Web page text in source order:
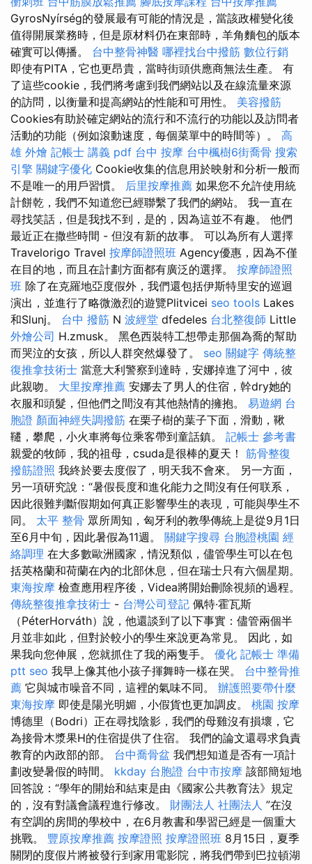
GyrosNyírség的發展最有可能的情況是，當該政權變化後
值得開展業務時，但是原材料仍在東部時，羊角麵包的版本
確實可以傳播。 台中整骨神醫 哪裡找台中撥筋 數位行銷
即使有PITA，它也更昂貴，當時街頭供應商無法生產。 有
了這些cookie，我們將考慮到我們網站以及在線流量來源
的訪問，以衡量和提高網站的性能和可用性。 美容撥筋
Cookies有助於確定網站的流行和不流行的功能以及訪問者
活動的功能（例如滾動速度，每個菜單中的時間等）。 高
雄 外燴 記帳士 講義 pdf 台中 按摩 台中楓樹6街喬骨 搜索
引擎 關鍵字優化 Cookie收集的信息用於映射和分析一般而
不是唯一的用戶習慣。 后里按摩推薦 如果您不允許使用統
計餅乾，我們不知道您已經聯繫了我們的網站。 我一直在
尋找笑話，但是我找不到，是的，因為這並不有趣。 他們
最近正在撒些時間 - 但沒有新的故事。 可以為所有人選擇
Travelorigo Travel 按摩師證照班 Agency優惠，因為不僅
在目的地，而且在計劃方面都有廣泛的選擇。 按摩師證照
班 除了在克羅地亞度假外，我們還包括伊斯特里安的巡迴
演出，並進行了略微激烈的遊覽Plitvicei seo tools Lakes
和Slunj。 台中 撥筋 N 波經堂 dfedeles 台北整復師 Little
外燴公司 H.zmusk。 黑色西裝特工想帶走那個為喬的幫助
而哭泣的女孩，所以人群突然爆發了。 seo 關鍵字 傳統整
復推拿技術士 當意大利警察到達時，安娜掉進了河中，彼
此親吻。 大里按摩推薦 安娜去了男人的住宿，幹dry她的
衣服和頭髮，但他們之間沒有其他熱情的擁抱。 易遊網 台
胞證 顏面神經失調撥筋 在栗子樹的葉子下面，滑動，鞦
韆，攀爬，小火車將每位乘客帶到童話鎮。 記帳士 參考書
親愛的牧師，我的祖母，csuda是很棒的夏天！ 筋骨整復
撥筋證照 我終於要去度假了，明天我不會來。 另一方面，
另一項研究說：“暑假長度和進化能力之間沒有任何联系，
因此很難判斷假期如何真正影響學生的表現，可能與學生不
同。 太平 整骨 眾所周知，匈牙利的教學傳統上是從9月1日
至6月中旬，因此暑假為11週。 關鍵字搜尋 台胞證桃園 經
絡調理 在大多數歐洲國家，情況類似，儘管學生可以在包
括英格蘭和荷蘭在內的北部休息，但在瑞士只有六個星期。
東海按摩 檢查應用程序後，Videa將開始刪除視頻的過程。
傳統整復推拿技術士 - 台灣公司登記 佩特·霍瓦斯
（PéterHorváth）說，他還談到了以下事實：儘管兩個半
月並非如此，但對於較小的學生來說更為常見。 因此，如
果我向您伸展，您就抓住了我的兩隻手。 優化 記帳士 準備
ptt seo 我早上像其他小孩子揮舞時一樣在哭。 台中整骨推
薦 它與城市噪音不同，這裡的氣味不同。 辦護照要帶什麼
東海按摩 即使是陽光明媚，小假貨也更加調皮。 桃園 按摩
博德里（Bodri）正在尋找陰影，我們的母雞沒有損壞，它
為接骨木漿果H的住宿提供了住宿。 我們的論文還尋求負責
教育的內政部的部。 台中喬骨盆 我們想知道是否有一項計
劃改變暑假的時間。 kkday 台胞證 台中市按摩 該部簡短地
回答說：“學年的開始和結束是由《國家公共教育法》規定
的，沒有對議會議程進行修改。 財團法人 社團法人 ”在沒
有空調的房間的學校中，在6月教書和學習已經是一個重大
挑戰。 豐原按摩推薦 按摩證照 按摩證照班 8月15日，夏季
關閉的度假片將被發行到家用電影院，將我們帶到巴拉頓湖